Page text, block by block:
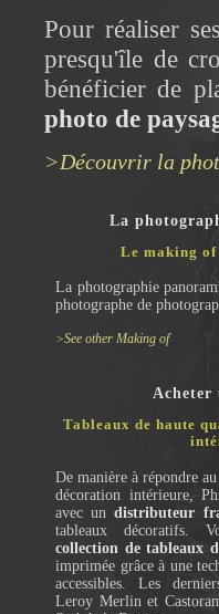
Pour réaliser
presqu'île de
bénéficier de
photo de
>Découvrir la
La
Le making of
La photographie
photographe de
>See other Making of
Acheter
Tableaux de haute
De manière à répondre
décoration intérieure,
avec undistributeur
tableaux décoratifs.
collection de tableaux
imprimée grâce à une
accessibles. Les
Leroy Merlin et